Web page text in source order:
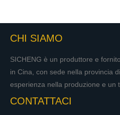
CHI SIAMO
SICHENG è un produttore e
in Cina, con sede nella provincia
esperienza nella produzione e un
CONTATTACI